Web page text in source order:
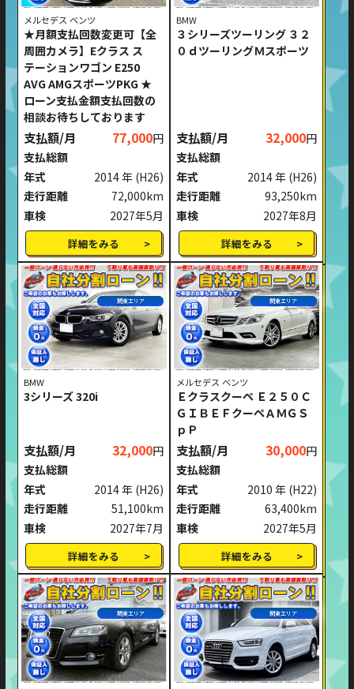
メルセデス ベンツ
★月額支払回数変更可【全
周囲カメラ】Eクラス ス
テーションワゴン E250
AVG AMGスポーツPKG ★
ローン支払金額支払回数の
相談お待ちしております
支払額/月 77,000円
支払総額
年式
2014 年 (H26)
走行距離
72,000km
車検
2027年5月
詳細をみる
BMW
３シリーズツーリング ３２
０ｄツーリングＭスポーツ
支払額/月 32,000円
支払総額
年式
2014 年 (H26)
走行距離
93,250km
車検
2027年8月
詳細をみる
関東エリア
BMW
3シリーズ 320i
支払額/月 32,000円
支払総額
年式
2014 年 (H26)
走行距離
51,100km
車検
2027年7月
詳細をみる
関東エリア
メルセデス ベンツ
Ｅクラスクーペ Ｅ２５０Ｃ
ＧＩＢＥＦクーペＡＭＧＳ
ｐＰ
支払額/月 30,000円
支払総額
年式
2010 年 (H22)
走行距離
63,400km
車検
2027年5月
詳細をみる
関東エリア 関東エリア